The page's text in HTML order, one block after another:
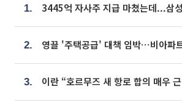
1.
2.
3.